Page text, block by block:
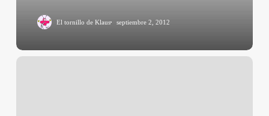
El tornillo de Klaus septiembre 2, 2012